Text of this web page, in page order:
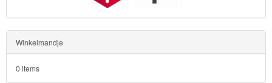
Winkelmandje
0 items